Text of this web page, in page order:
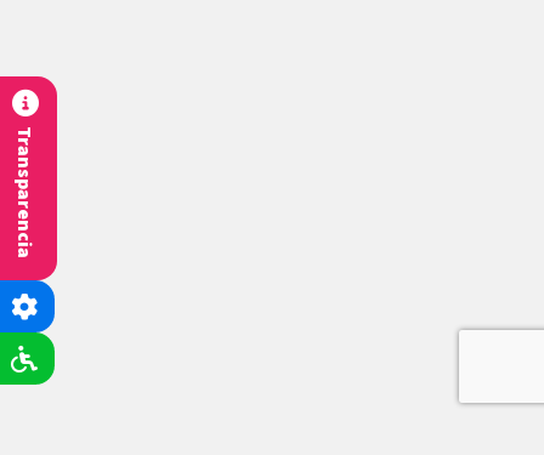
Transparencia